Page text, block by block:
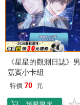
《星星的觀測日誌》男
嘉賓小卡組
特價 70 元